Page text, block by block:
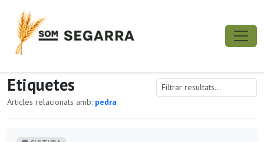
Etiquetes
Articles relacionats amb: pedra